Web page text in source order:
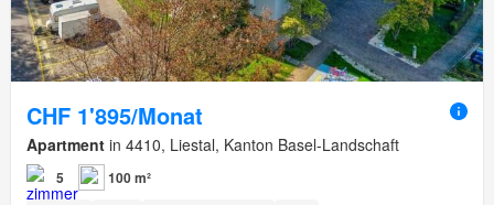
CHF 1'895/Monat
Apartment in 4410, Liestal, Kanton Basel-Landschaft
5 100 m²